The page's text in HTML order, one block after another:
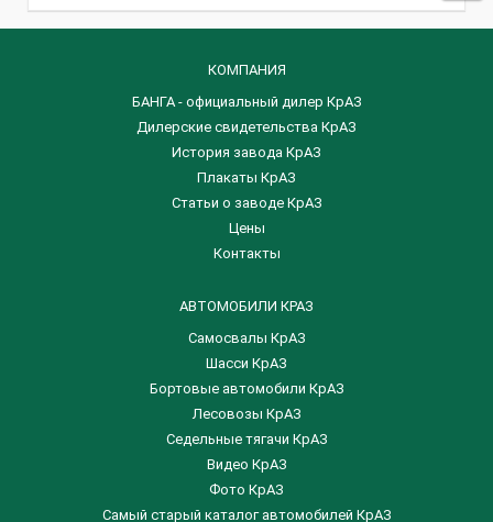
КОМПАНИЯ
БАНГА - официальный дилер КрАЗ
Дилерские свидетельства КрАЗ
История завода КрАЗ
Плакаты КрАЗ
Статьи о заводе КрАЗ
Цены
Контакты
АВТОМОБИЛИ КРАЗ
Самосвалы КрАЗ
Шасси КрАЗ
Бортовые автомобили КрАЗ
Лесовозы КрАЗ
Седельные тягачи КрАЗ
Видео КрАЗ
Фото КрАЗ
Самый старый каталог автомобилей КрАЗ